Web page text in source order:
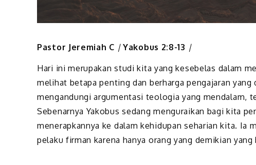
Pastor Jeremiah C |Yakobus 2:8-13 |
Hari ini merupakan studi kita yang kesebelas dalam
melihat betapa penting dan berharga pengajaran
mengandungi argumentasi teologia yang mendalam,
Sebenarnya Yakobus sedang menguraikan bagi kita
menerapkannya ke dalam kehidupan seharian kita. Ia
pelaku firman karena hanya orang yang demikian yang